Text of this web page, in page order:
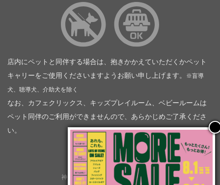
店内にペットと同伴する場合は、抱きかかえていただくかペット
キャリーをご使用くださいますようお願い申し上げます。
※盲導
犬、聴導犬、介助犬を除く
なお、カフェクリックス、キッズプレイルーム、ベビールームは
ペット同伴のご利用ができませんので、あらかじめご了承くださ
い。
神奈川トヨタ自動車（企業情報）